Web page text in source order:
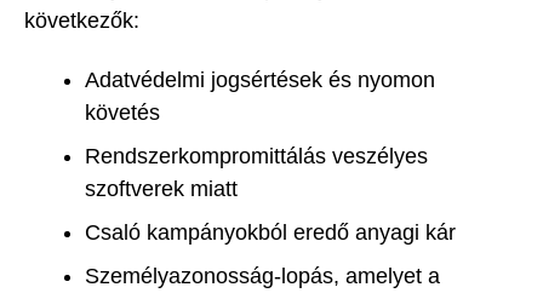
következők:
Adatvédelmi jogsértések és nyomon
követés
Rendszerkompromittálás veszélyes
szoftverek miatt
Csaló kampányokból eredő anyagi kár
Személyazonosság-lopás, amelyet a